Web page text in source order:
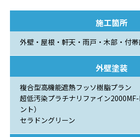
施工箇所
外壁・屋根・軒天・雨戸・木部・付帯
外壁塗装
複合型高機能遮熱フッソ樹脂プラン
超低汚染プラチナリファイン
ント）
セラドングリーン